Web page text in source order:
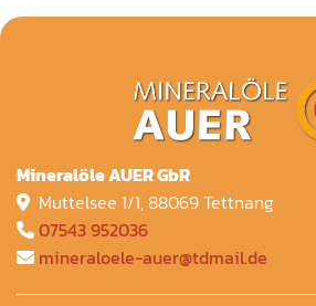
Mineralöle AUER GbR
 Muttelsee 1/1, 88069 Tettnang
 07543 952036
 mineraloele-auer@tdmail.de